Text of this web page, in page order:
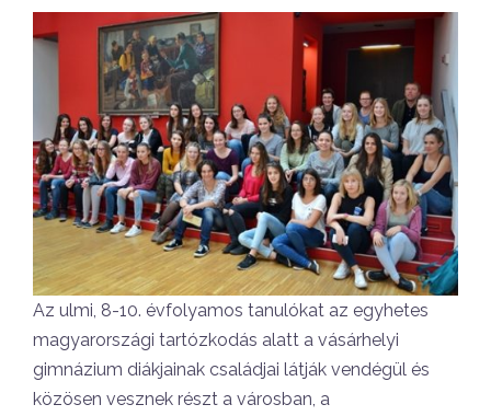
Az ulmi, 8-10. évfolyamos tanulókat az egyhetes
magyarországi tartózkodás alatt a vásárhelyi
gimnázium diákjainak családjai látják vendégül és
közösen vesznek részt a városban, a